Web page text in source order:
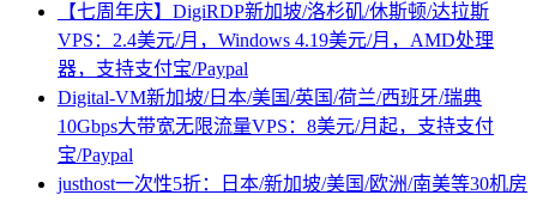
【七周年庆】DigiRDP新加坡/洛杉矶/休斯顿/达拉斯
VPS：2.4美元/月，Windows 4.19美元/月，AMD处理
器，支持支付宝/Paypal
Digital-VM新加坡/日本/美国/英国/荷兰/西班牙/瑞典
10Gbps大带宽无限流量VPS：8美元/月起，支持支付
宝/Paypal
justhost一次性5折：日本/新加坡/美国/欧洲/南美等30机房